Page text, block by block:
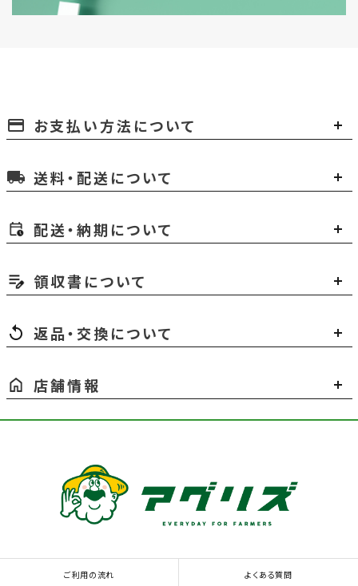
payment お支払い方法について
local_shipping 送料・配送について
配送・納期について
領収書について
返品・交換について
店舗情報
ご利用の流れ よくある質問